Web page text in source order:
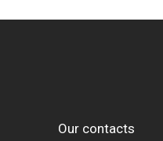
Our contacts